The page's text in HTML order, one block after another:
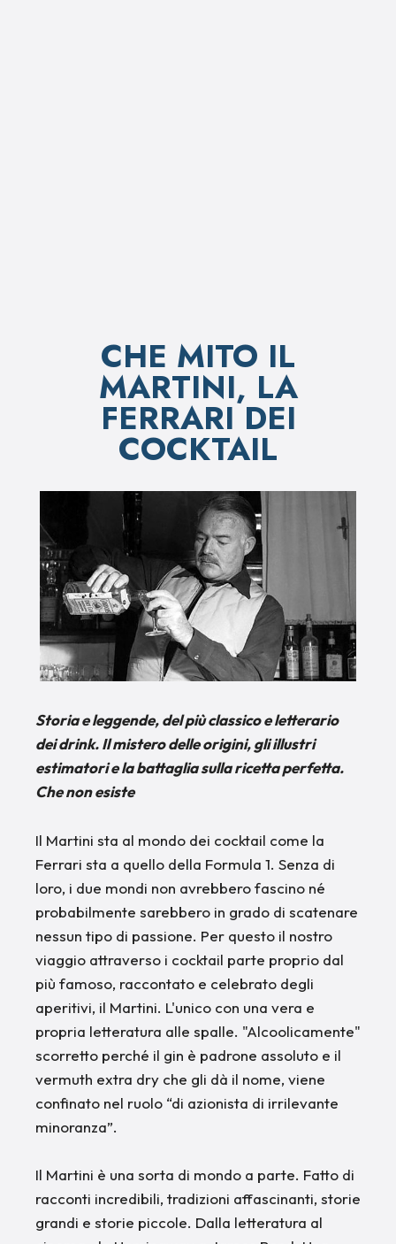
CHE MITO IL
MARTINI, LA
FERRARI DEI
COCKTAIL
Storia e leggende, del più classico e letterario
dei drink. Il mistero delle origini, gli illustri
estimatori e la battaglia sulla ricetta perfetta.
Che non esiste
Il Martini sta al mondo dei cocktail come la
Ferrari sta a quello della Formula 1. Senza di
loro, i due mondi non avrebbero fascino né
probabilmente sarebbero in grado di scatenare
nessun tipo di passione. Per questo il nostro
viaggio attraverso i cocktail parte proprio dal
più famoso, raccontato e celebrato degli
aperitivi, il Martini. L'unico con una vera e
propria letteratura alle spalle. "Alcoolicamente"
scorretto perché il gin è padrone assoluto e il
vermuth extra dry che gli dà il nome, viene
confinato nel ruolo “di azionista di irrilevante
minoranza”.
Il Martini è una sorta di mondo a parte. Fatto di
racconti incredibili, tradizioni affascinanti, storie
grandi e storie piccole. Dalla letteratura al